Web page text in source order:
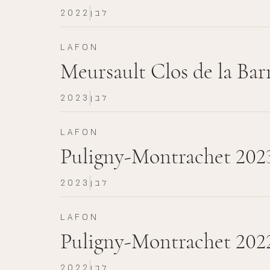
2022 לבן
LAFON
Meursault Clos de la
2023 לבן
LAFON
Puligny-Montrachet
2023 לבן
LAFON
Puligny-Montrachet